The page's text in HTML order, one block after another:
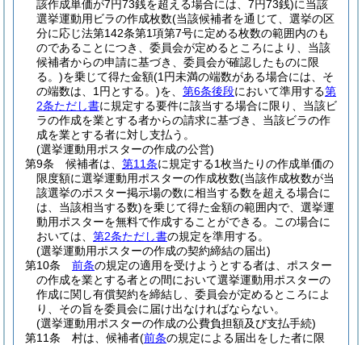
該作成単価が7円73銭を超える場合には、7円73銭)に当該
選挙運動用ビラの作成枚数(当該候補者を通じて、選挙の区
分に応じ法第142条第1項第7号に定める枚数の範囲内のも
のであることにつき、委員会が定めるところにより、当該
候補者からの申請に基づき、委員会が確認したものに限
る。)を乗じて得た金額(1円未満の端数がある場合には、そ
の端数は、1円とする。)を、 第6条後段において準用する第
2条ただし書に規定する要件に該当する場合に限り、当該ビ
ラの作成を業とする者からの請求に基づき、当該ビラの作
成を業とする者に対し支払う。
(選挙運動用ポスターの作成の公営)
第9条
候補者は、 第11条に規定する1枚当たりの作成単価の
限度額に選挙運動用ポスターの作成枚数(当該作成枚数が当
該選挙のポスター掲示場の数に相当する数を超える場合に
は、当該相当する数)を乗じて得た金額の範囲内で、選挙運
動用ポスターを無料で作成することができる。
この場合に
おいては、 第2条ただし書の規定を準用する。
(選挙運動用ポスターの作成の契約締結の届出)
第10条
前条の規定の適用を受けようとする者は、ポスター
の作成を業とする者との間において選挙運動用ポスターの
作成に関し有償契約を締結し、委員会が定めるところによ
り、その旨を委員会に届け出なければならない。
(選挙運動用ポスターの作成の公費負担額及び支払手続)
第11条
村は、候補者(前条の規定による届出をした者に限